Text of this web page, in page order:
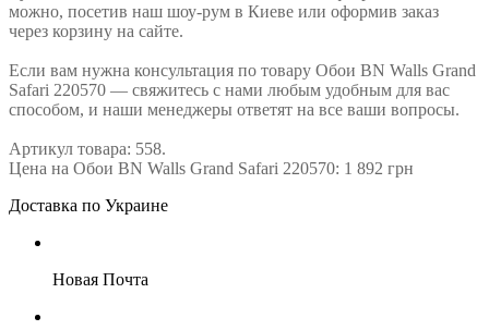
можно, посетив наш шоу-рум в Киеве или оформив заказ
через корзину на сайте.
Если вам нужна консультация по товару Обои BN Walls Grand
Safari 220570 — свяжитесь с нами любым удобным для вас
способом, и наши менеджеры ответят на все ваши вопросы.
Артикул товара: 558.
Цена на Обои BN Walls Grand Safari 220570: 1 892 грн
Доставка по Украине
Новая Почта